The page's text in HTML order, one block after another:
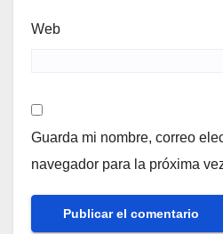
Web
Guarda mi nombre, correo
navegador para la próxima